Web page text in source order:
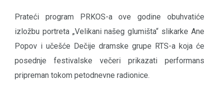
Prateći program PRKOS-a ove godine obuhvatiće
izložbu portreta „Velikani našeg glumišta“ slikarke Ane
Popov i učešće Dečije dramske grupe RTS-a koja će
posednje festivalske večeri prikazati performans
pripreman tokom petodnevne radionice.